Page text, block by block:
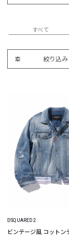
すべて
絞り込み
DSQUARED2
ビンテージ風 コットン